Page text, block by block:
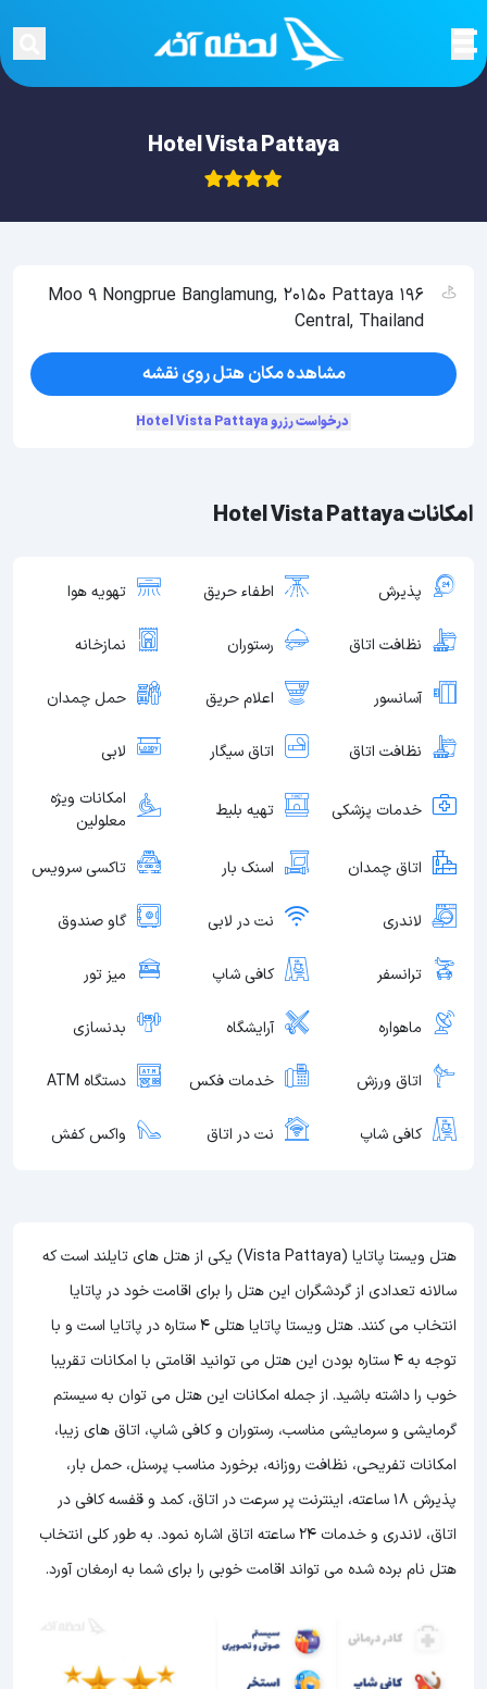
Hotel Vista Pattaya
امکانات Hotel Vista Pattaya
پذیرش اطفاء حریق تهویه هوا
نظافت اتاق رستوران نمازخانه
آسانسور اعلام حریق حمل چمدان
نظافت اتاق اتاق سیگار لابی
خدمات پزشکی تهیه بلیط
امکانات ویژه
معلولین
اتاق چمدان اسنک بار تاکسی سرویس
لاندری نت در لابی گاو صندوق
ترانسفر کافی شاپ میز تور
ماهواره آرایشگاه بدنسازی
اتاق ورزش خدمات فکس دستگاه ATM
کافی شاپ نت در اتاق واکس کفش
هتل ویستا پاتایا (Vista Pattaya) یکی از هتل های تایلند است که
سالانه تعدادی از گردشگران این هتل را برای اقامت خود در پاتایا
انتخاب می کنند. هتل ویستا پاتایا هتلی 4 ستاره در پاتایا است و با
توجه به 4 ستاره بودن این هتل
می توانید اقامتی با امکانات تقریبا
خوب را داشته باشید. از جمله امکانات این هتل می توان به سیستم
گرمایشی و سرمایشی مناسب، رستوران و کافی شاپ، اتاق های زیبا،
امکانات تفریحی، نظافت روزانه، برخورد مناسب پرسنل، حمل بار،
پذیرش 18 ساعته، اینترنت پر سرعت در اتاق، کمد و قفسه کافی در
اتاق، لاندری و خدمات 24 ساعته اتاق اشاره نمود. به طور کلی انتخاب
هتل نام برده شده می تواند اقامت خوبی را برای شما به ارمغان آورد.
196 Moo 9 Nongprue Banglamung, 20150 Pattaya
Central, Thailand
مشاهده مکان هتل روی نقشه
درخواست رزرو Hotel Vista Pattaya